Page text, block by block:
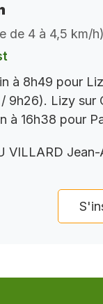
de 4 à 4,5 km/h)
à 8h49 pour
9h26). Lizy sur
à 16h38 pour
VILLARD